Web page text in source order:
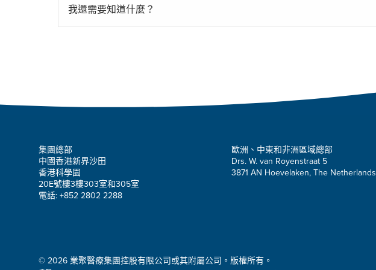
我還需要知道什麼？
集團總部
中國香港新界沙田
香港科學園
20E號樓3樓303室和305室
電話: +852 2802 2288
歐洲、中東和非洲區域總部
Drs. W. van Royenstraat 5
3871 AN Hoevelaken, The Netherlands
© 2026 業聚醫療集團控股有限公司或其附屬公司。版權所有。